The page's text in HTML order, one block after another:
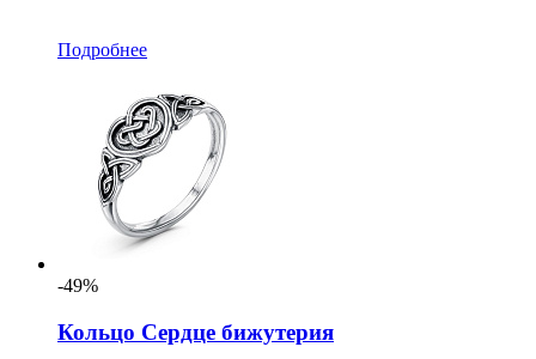
Подробнее
-49%
Кольцо Сердце бижутерия